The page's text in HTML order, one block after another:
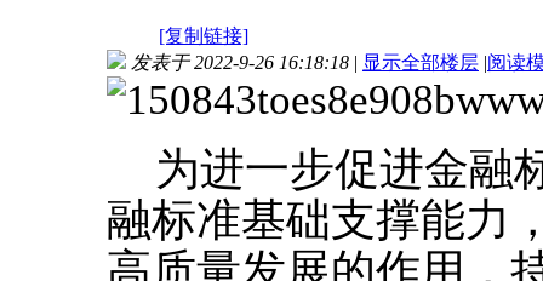
[复制链接]
发表于 2022-9-26 16:18:18 | 显示全部楼层 |阅读
为进一步促进金融
融标准基础支撑能力
高质量发展的作用，